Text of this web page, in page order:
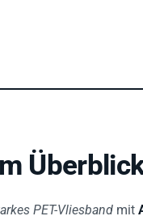
PET-Vliesband mit